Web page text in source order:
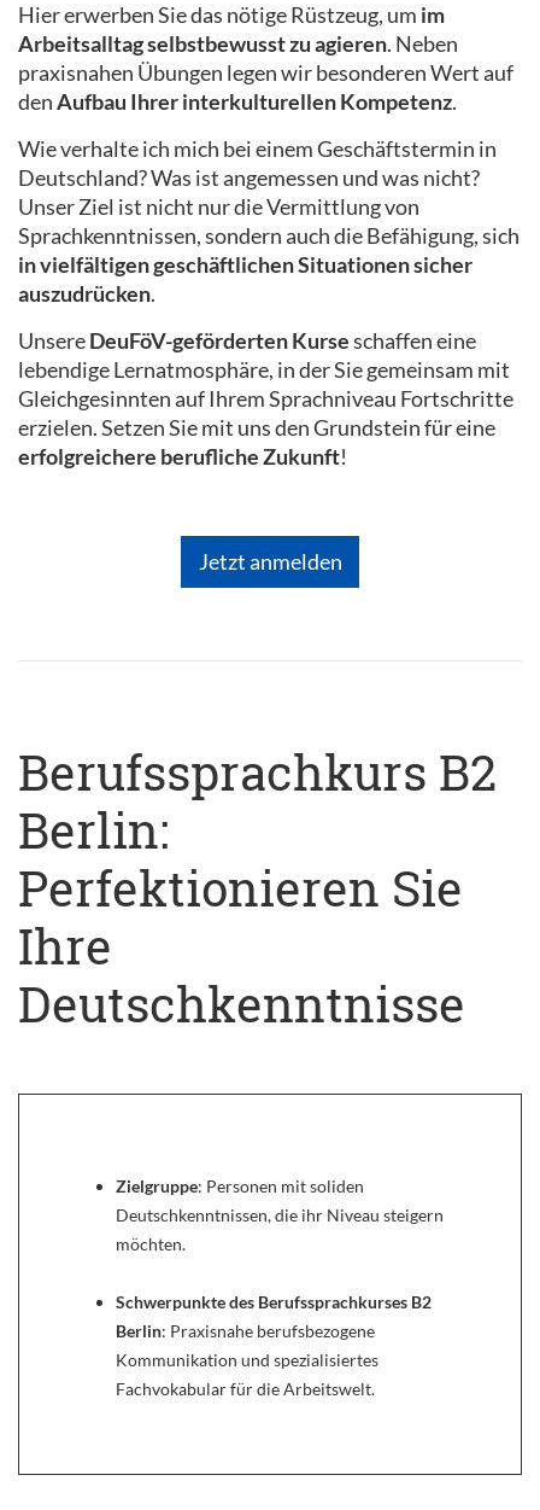
Hier erwerben Sie das nötige Rüstzeug, um im
Arbeitsalltag selbstbewusst zu agieren. Neben
praxisnahen Übungen legen wir besonderen Wert auf
denAufbau Ihrer interkulturellen Kompetenz.
Wie verhalte ich mich bei einem Geschäftstermin in
Deutschland? Was ist angemessen und was nicht?
Unser Ziel ist nicht nur die Vermittlung von
Sprachkenntnissen, sondern auch die Befähigung, sich
in vielfältigen geschäftlichen Situationen sicher
auszudrücken.
UnsereDeuFöV-geförderten Kurseschaffen eine
lebendige Lernatmosphäre, in der Sie gemeinsam mit
Gleichgesinnten auf Ihrem Sprachniveau Fortschritte
erzielen. Setzen Sie mit uns den Grundstein für eine
erfolgreichere berufliche Zukunft!
Jetzt anmelden
Berufssprachkurs B2
Berlin:
Perfektionieren Sie
Ihre
Deutschkenntnisse
Zielgruppe: Personen mit soliden
Deutschkenntnissen, die ihr Niveau steigern
möchten.
Schwerpunkte des Berufssprachkurses B2
Berlin: Praxisnahe berufsbezogene
Kommunikation und spezialisiertes
Fachvokabular für die Arbeitswelt.